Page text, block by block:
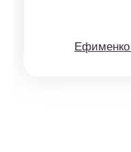
Ефименко